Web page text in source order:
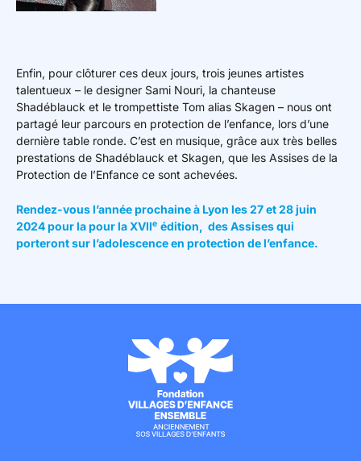
Enfin, pour clôturer ces deux jours, trois jeunes artistes
talentueux – le designer Sami Nouri, la chanteuse
Shadéblauck et le trompettiste Tom alias Skagen – nous ont
partagé leur parcours en protection de l’enfance, lors d’une
dernière table ronde. C’est en musique, grâce aux très belles
prestations de Shadéblauck et Skagen, que les Assises de la
Protection de l’Enfance ce sont achevées.
Rendez-vous l’année prochaine à Lyon les 27 et 28 juin
2024 pour la pour la XVIIe édition, des Assises qui
porteront sur l’adolescence en protection de l’enfance.